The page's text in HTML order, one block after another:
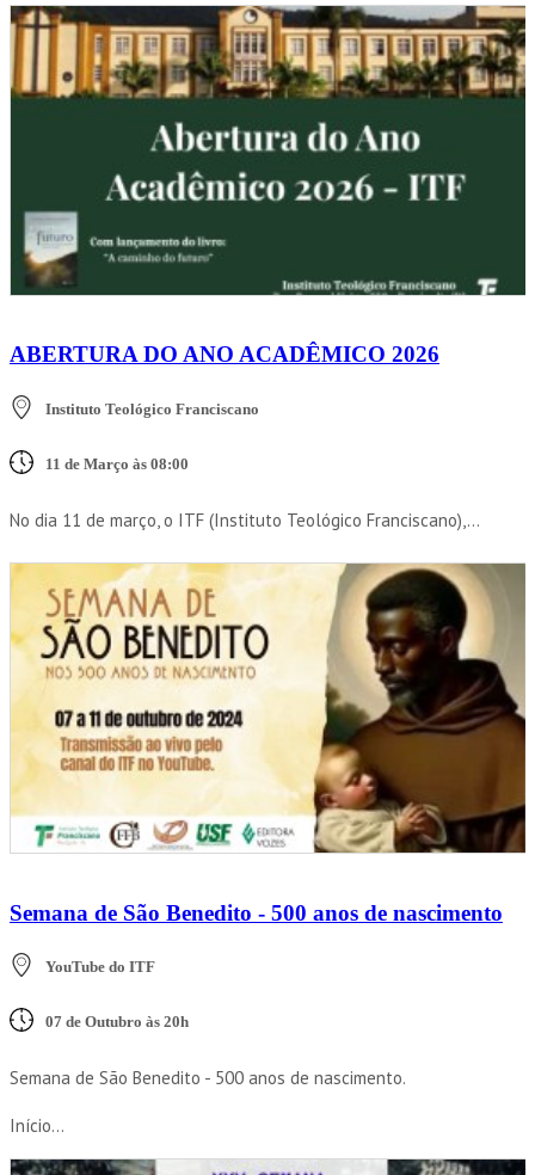
ABERTURA DO ANO ACADÊMICO 2026
Instituto Teológico Franciscano
11 de Março às 08:00
No dia 11 de março, o ITF (Instituto Teológico Franciscano),...
Semana de São Benedito - 500 anos de nascimento
YouTube do ITF
07 de Outubro às 20h
Semana de São Benedito - 500 anos de nascimento.
Início...